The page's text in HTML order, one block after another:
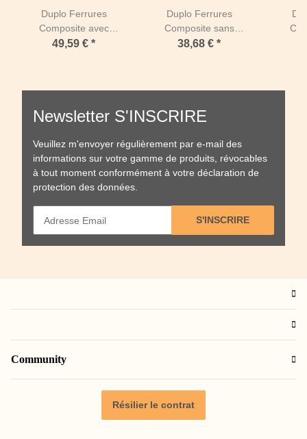
Duplo Ferrures
Composite avec
Pinçons Prix de paire
49,59 € *
Duplo Ferrures
Composite sans
Pinçons Prix de paire
38,68 € *
Newsletter S'INSCRIRE
Veuillez m'envoyer régulièrement par e-mail des
informations sur votre gamme de produits, révocables
à tout moment conformément à votre déclaration de
protection des données
S'INSCRIRE
Community
Résilier le contrat